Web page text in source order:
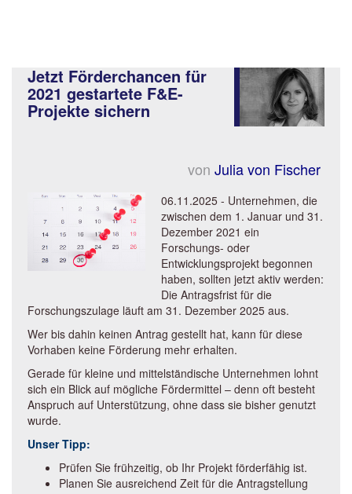
Jetzt Förderchancen für
2021 gestartete F&E-
Projekte sichern
von Julia von Fischer
06.11.2025 - Unternehmen, die
zwischen dem 1. Januar und 31.
Dezember 2021 ein
Forschungs- oder
Entwicklungsprojekt begonnen
haben, sollten jetzt aktiv werden:
Die Antragsfrist für die
Forschungszulage läuft am 31. Dezember 2025 aus.
Wer bis dahin keinen Antrag gestellt hat, kann für diese
Vorhaben keine Förderung mehr erhalten.
Gerade für kleine und mittelständische Unternehmen lohnt
sich ein Blick auf mögliche Fördermittel – denn oft besteht
Anspruch auf Unterstützung, ohne dass sie bisher genutzt
wurde.
Unser Tipp:
Prüfen Sie frühzeitig, ob Ihr Projekt förderfähig ist.
Planen Sie ausreichend Zeit für die Antragstellung